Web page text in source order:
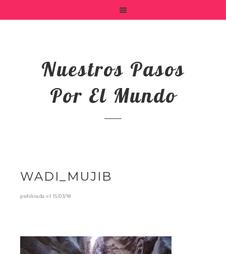
Nuestros Pasos
Por El Mundo
WADI_MUJIB
publicada el15/03/18